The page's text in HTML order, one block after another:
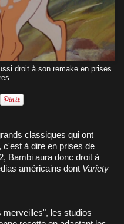
droit à son remake en prises
, c'est à dire en prises de
Bambi aura donc droit à
américains dont Variety